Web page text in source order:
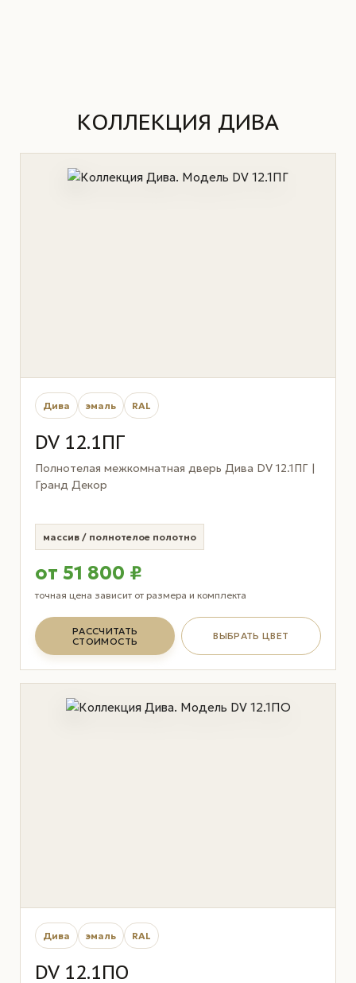
КОЛЛЕКЦИЯ ДИВА
Дива эмаль RAL
DV 12.1ПГ
Полнотелая межкомнатная дверь Дива DV 12.1ПГ |
Гранд Декор
массив / полнотелое полотно
от 51 800 ₽
точная цена зависит от размера и комплекта
РАССЧИТАТЬ
СТОИМОСТЬ
ВЫБРАТЬ ЦВЕТ
Дива эмаль RAL
DV 12.1ПО